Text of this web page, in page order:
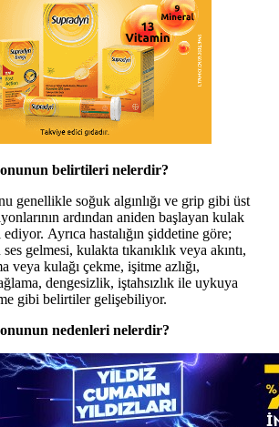
belirtileri nelerdir?
genellikle soğuk algınlığı ve grip gibi üst
ardından aniden başlayan kulak
Ayrıca hastalığın şiddetine göre;
gelmesi, kulakta tıkanıklık veya akıntı,
veya kulağı çekme, işitme azlığı,
dengesizlik, iştahsızlık ile uykuya
gibi belirtiler gelişebiliyor.
nedenleri nelerdir?